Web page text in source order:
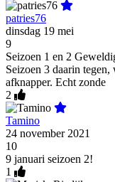
patries76
dinsdag 19 mei
9
Seizoen 1 en 2
Seizoen 3 daarin
afknapper. Echt zonde
2
Tamino
24 november 2021
10
9 januari seizoen 2!
1